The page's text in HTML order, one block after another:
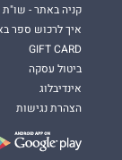
קניה באתר - שו"ת
איך לרכוש ספר
GIFT CARD
ביטול עסקה
אינדיבלוג
הצהרת נגישות